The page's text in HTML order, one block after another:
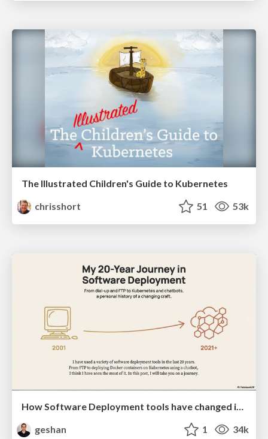
The Illustrated Children's Guide to Kubernetes
chrisshort
51 53k
How Software Deployment tools have changed in the past 20 years
geshan
1 34k